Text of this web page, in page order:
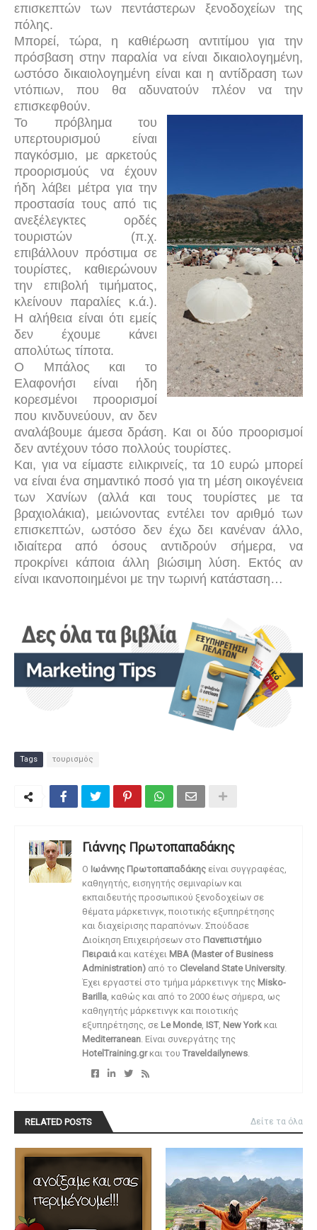
επισκεπτών των πεντάστερων ξενοδοχείων της
πόλης.
Μπορεί, τώρα, η καθιέρωση αντιτίμου για την
πρόσβαση στην παραλία να είναι δικαιολογημένη,
ωστόσο δικαιολογημένη είναι και η αντίδραση των
ντόπιων, που θα αδυνατούν πλέον να την
επισκεφθούν.
Το πρόβλημα του
υπερτουρισμού είναι
παγκόσμιο, με αρκετούς
προορισμούς να έχουν
ήδη λάβει μέτρα για την
προστασία τους από τις
ανεξέλεγκτες ορδές
τουριστών (π.χ.
επιβάλλουν πρόστιμα σε
τουρίστες, καθιερώνουν
την επιβολή τιμήματος,
κλείνουν παραλίες κ.ά.).
Η αλήθεια είναι ότι εμείς
δεν έχουμε κάνει
απολύτως τίποτα.
Ο Μπάλος και το
Ελαφονήσι είναι ήδη
κορεσμένοι προορισμοί
που κινδυνεύουν, αν δεν
αναλάβουμε άμεσα δράση. Και οι δύο προορισμοί
δεν αντέχουν τόσο πολλούς τουρίστες.
Και, για να είμαστε ειλικρινείς, τα 10 ευρώ μπορεί
να είναι ένα σημαντικό ποσό για τη μέση οικογένεια
των Χανίων (αλλά και τους τουρίστες με τα
βραχιολάκια), μειώνοντας εντέλει τον αριθμό των
επισκεπτών, ωστόσο δεν έχω δει κανέναν άλλο,
ιδιαίτερα από όσους αντιδρούν σήμερα, να
προκρίνει κάποια άλλη βιώσιμη λύση. Εκτός αν
είναι ικανοποιημένοι με την τωρινή κατάσταση…
Tags τουρισμός
Γιάννης Πρωτοπαπαδάκης
O Ιωάννης Πρωτοπαπαδάκης είναι συγγραφέας,
καθηγητής, εισηγητής σεμιναρίων και
εκπαιδευτής προσωπικού ξενοδοχείων σε
θέματα μάρκετινγκ, ποιοτικής εξυπηρέτησης
και διαχείρισης παραπόνων. Σπούδασε
Διοίκηση Επιχειρήσεων στο Πανεπιστήμιο
Πειραιάκαι κατέχει MBA (Master of Business
Administration) από το Cleveland State University.
Έχει εργαστεί στο τμήμα μάρκετινγκ της Misko-
Barilla, καθώς και από το 2000 έως σήμερα, ως
καθηγητής μάρκετινγκ και ποιοτικής
εξυπηρέτησης, σε Le Monde, IST, New York και
Mediterranean. Είναι συνεργάτης της
HotelTraining.grκαι του Traveldailynews.
RELATED POSTS Δείτε τα όλα